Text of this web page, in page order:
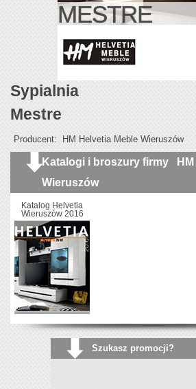
MESTRE
Sypialnia
Mestre
Producent: HM Helvetia Meble Wieruszów
Katalogi i broszury firmy
Wieruszów
Katalog Helvetia
Wieruszów 2016
Szukasz promocji?